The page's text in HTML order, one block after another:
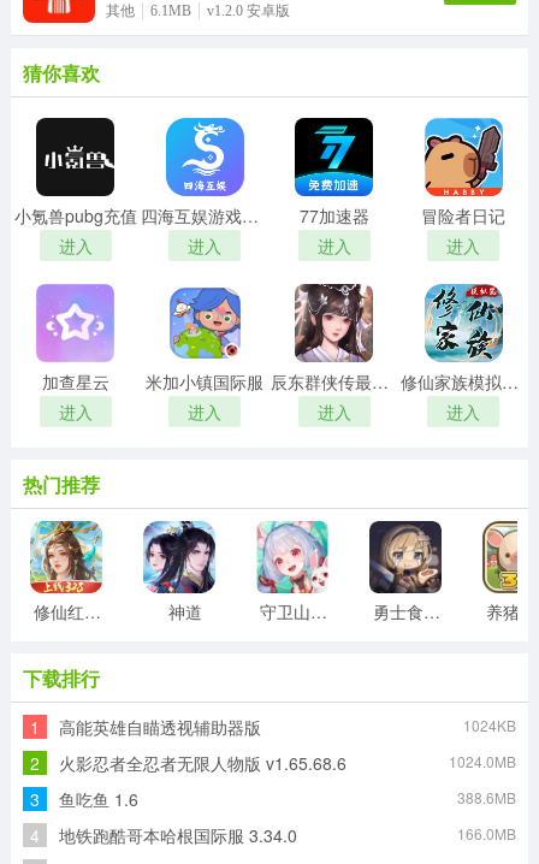
其他 6.1MB v1.2.0 安卓版
猜你喜欢
小氪兽pubg充值
进入
四海互娱游戏平台
进入
77加速器
进入
冒险者日记
进入
加查星云
进入
米加小镇国际服
进入
辰东群侠传最新版
进入
修仙家族模拟器折相思最新版
进入
热门推荐
修仙红包版 神道 守卫山海封神 勇士食堂最新版
下载排行
1 高能英雄自瞄透视辅助器版 1024KB
2 火影忍者全忍者无限人物版 v1.65.68.6 1024.0MB
3 鱼吃鱼 1.6 388.6MB
4 地铁跑酷哥本哈根国际服 3.34.0 166.0MB